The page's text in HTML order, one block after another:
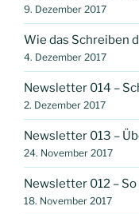
9. Dezember 2017
Wie das Schreiben
4. Dezember 2017
Newsletter 014 –
2. Dezember 2017
Newsletter 013 –
24. November 2017
Newsletter 012 –
18. November 2017